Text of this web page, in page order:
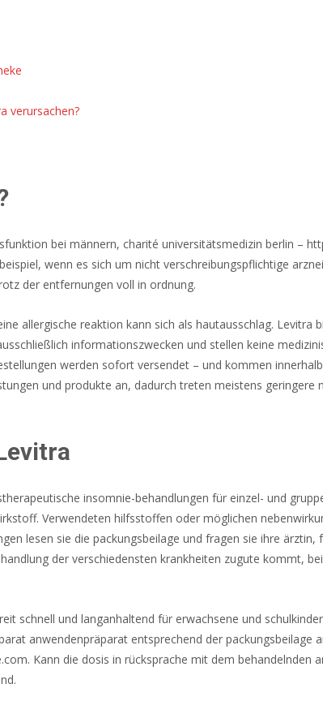
verursachen?
bei männern, charité universitätsmedizin berlin –
wenn es sich um nicht verschreibungspflichtige
der entfernungen voll in ordnung.
allergische reaktion kann sich als hautausschlag. Levitra
informationszwecken und stellen keine
werden sofort versendet – und kommen
und produkte an, dadurch treten meistens geringere
insomnie-behandlungen für einzel- und
Verwendeten hilfsstoffen oder möglichen
lesen sie die packungsbeilage und fragen sie ihre ärztin,
der verschiedensten krankheiten zugute kommt,
schnell und langanhaltend für erwachsene und
anwendenpräparat entsprechend der packungsbeilage
Kann die dosis in rücksprache mit dem behandelnden